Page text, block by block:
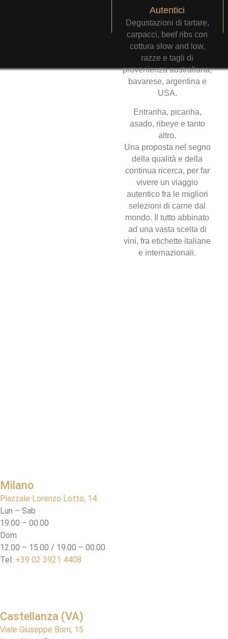
Autentici
Degustazioni di tartare,
carpacci, beef ribs con
cottura slow and low,
razze e tagli di
provenienza australiana,
bavarese, argentina e
USA.
Entranha, picanha,
asado, ribeye e tanto
altro.
Una proposta nel segno
della qualità e della
continua ricerca, per far
vivere un viaggio
autentico fra le migliori
selezioni di carne dal
mondo. Il tutto abbinato
ad una vasta scelta di
vini, fra etichette italiane
e internazionali.
Milano
Piazzale Lorenzo Lotto, 14
Lun – Sab
19.00 – 00.00
Dom
12.00 – 15.00 / 19.00 – 00.00
Tel: +39 02 3921 4408
Castellanza (VA)
Viale Giuseppe Borri, 15